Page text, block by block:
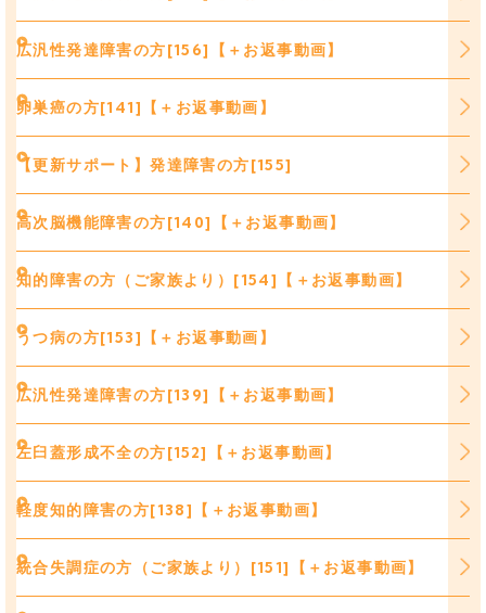
広汎性発達障害の方[156]【＋お返事動画】
卵巣癌の方[141]【＋お返事動画】
【更新サポート】発達障害の方[155]
高次脳機能障害の方[140]【＋お返事動画】
知的障害の方（ご家族より）[154]【＋お返事動画】
うつ病の方[153]【＋お返事動画】
広汎性発達障害の方[139]【＋お返事動画】
左臼蓋形成不全の方[152]【＋お返事動画】
軽度知的障害の方[138]【＋お返事動画】
統合失調症の方（ご家族より）[151]【＋お返事動画】